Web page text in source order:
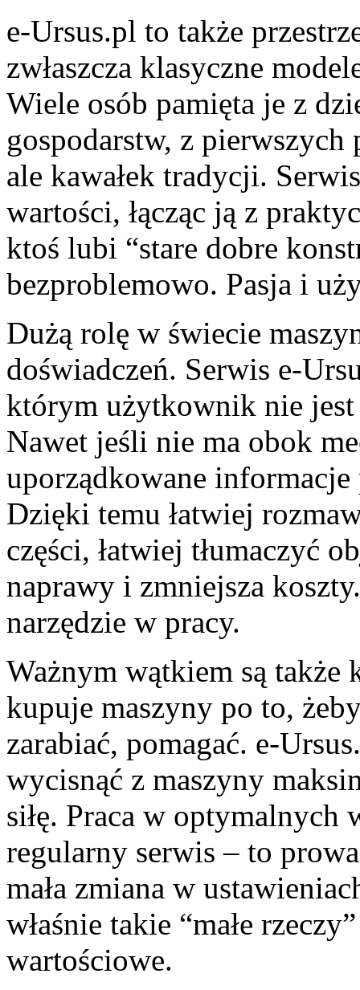
e-Ursus.pl to także
zwłaszcza klasyczne
Wiele osób pamięta je z
gospodarstw, z
ale kawałek tradycji.
wartości, łącząc ją z
ktoś lubi “stare dobre
bezproblemowo. Pasja i
Dużą rolę w świecie
doświadczeń. Serwis e-
którym użytkownik nie jest
Nawet jeśli nie ma obok
uporządkowane
Dzięki temu łatwiej
części, łatwiej tłumaczyć
naprawy i zmniejsza
narzędzie w pracy.
Ważnym wątkiem są
kupuje maszyny po to,
zarabiać, pomagać. e-
wycisnąć z maszyny
siłę. Praca w optymalnych
regularny serwis – to
mała zmiana w
właśnie takie “małe
wartościowe.